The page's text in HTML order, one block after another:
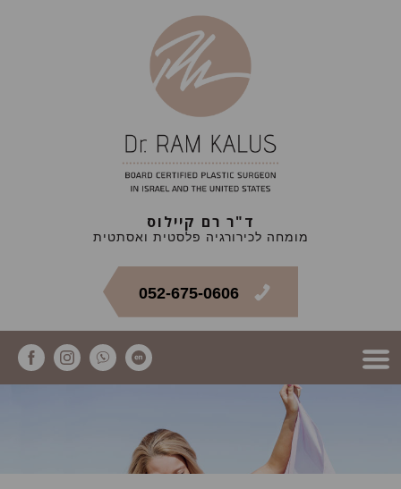
ד"ר רם קיילוס
מומחה לכירורגיה פלסטית ואסתטית
052-675-0606